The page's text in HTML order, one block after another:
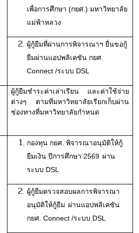
เพื่อการศึกษา (กยศ.) มหาวิทยาลัย
แม่ฟ้าหลวง
ผู้กู้ยืมที่ผ่านการพิจารณาฯ ยื่นขอกู้
ยืมผ่านแอปพลิเคชัน กยศ.
Connect /ระบบ DSL
ผู้กู้ยืมชำระค่าเล่าเรียน และค่าใช้จ่าย
ต่างๆ ตามที่มหาวิทยาลัยเรียกเก็บผ่าน
ช่องทางที่มหาวิทยาลัยกำหนด
กองทุน กยศ. พิจารณาอนุมัติให้กู้
ยืมเงิน ปีการศึกษา 2569 ผ่าน
ระบบ DSL
ผู้กู้ยืมตรวจสอบผลการพิจารณา
อนุมัติให้กู้ยืม ผ่านแอปพลิเคชัน
กยศ. Connect /ระบบ DSL